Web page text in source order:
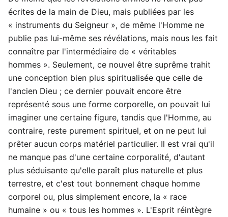
écrites de la main de Dieu, mais publiées par les
« instruments du Seigneur », de même l'Homme ne
publie pas lui-même ses révélations, mais nous les fait
connaître par l'intermédiaire de « véritables
hommes ». Seulement, ce nouvel être suprême trahit
une conception bien plus spiritualisée que celle de
l'ancien Dieu ; ce dernier pouvait encore être
représenté sous une forme corporelle, on pouvait lui
imaginer une certaine figure, tandis que l'Homme, au
contraire, reste purement spirituel, et on ne peut lui
prêter aucun corps matériel particulier. Il est vrai qu'il
ne manque pas d'une certaine corporalité, d'autant
plus séduisante qu'elle paraît plus naturelle et plus
terrestre, et c'est tout bonnement chaque homme
corporel ou, plus simplement encore, la « race
humaine » ou « tous les hommes ». L'Esprit réintègre